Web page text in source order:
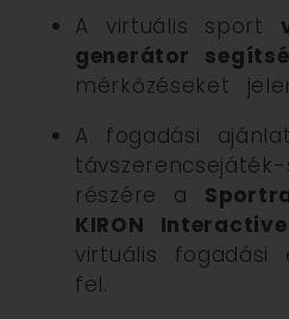
A virtuális sport
generátor
mérkőzéseket
A fogadási
részére a
KIRON Interactive
virtuális fogadási
fel.